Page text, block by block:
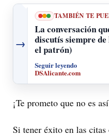
→
TAMBIÉN TE
La conversación
discutís siempre
el patrón)
Seguir leyendo
DSAlicante.com
¡Te prometo que no es
Si tener éxito en las